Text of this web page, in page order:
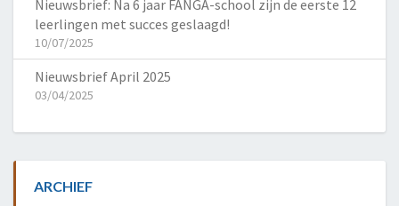
Nieuwsbrief: Na 6 jaar FANGA-school zijn de eerste 12
leerlingen met succes geslaagd!
10/07/2025
Nieuwsbrief April 2025
03/04/2025
ARCHIEF